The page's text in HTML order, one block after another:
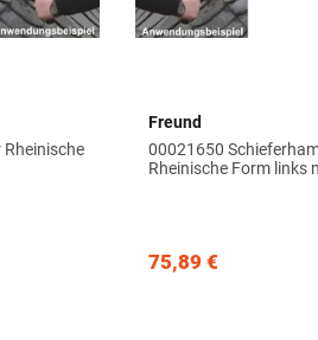
Freund
00021650
Rheinische Form links
75,89 €